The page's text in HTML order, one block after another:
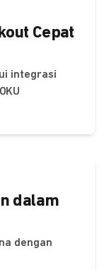
Cepat
integrasi
dalam
dengan